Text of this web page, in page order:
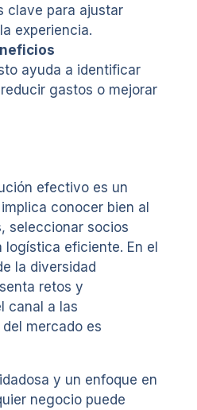
clave para ajustar
experiencia.
ayuda a identificar
gastos o mejorar
efectivo es un
conocer bien al
seleccionar socios
logística eficiente. En el
la diversidad
retos y
canal a las
mercado es
y un enfoque en
negocio puede